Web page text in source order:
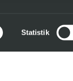
Statistik